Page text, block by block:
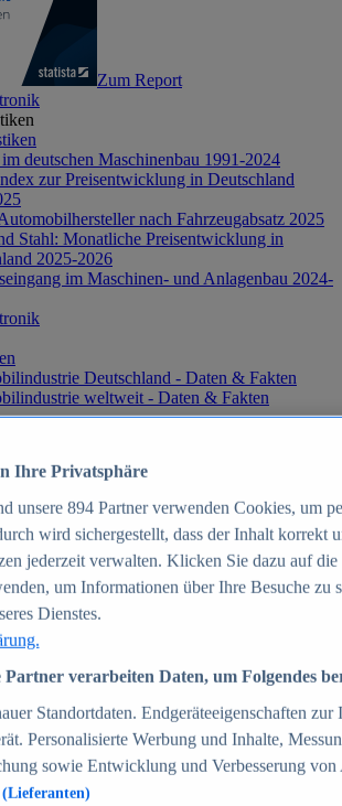
Zum Report
deutschen Maschinenbau 1991-2024
zur Preisentwicklung in Deutschland
nach Fahrzeugabsatz 2025
Stahl: Monatliche Preisentwicklung in
2025-2026
im Maschinen- und Anlagenbau 2024-
Deutschland - Daten & Fakten
weltweit - Daten & Fakten
Zum Report
- Entwicklung des Umsatzes in
1999-2025
Amazon in Deutschland und weltweit
Top-50 Online Shops in
2024
von Online-Zahlungsverfahren in
2024
Warengruppen im Online-Handel in
2023-2025
Ihre Privatsphäre
unsere 894Partner verwenden Cookies, um
wird sichergestellt, dass der Inhalt korrekt
jederzeit verwalten. Klicken Sie dazu auf
um Informationen über Ihre Besuche
Dienstes.
verarbeiten Daten, um Folgendes
Standortdaten. Endgeräteeigenschaften
Personalisierte Werbung und Inhalte,
sowie Entwicklung und Verbesserung von